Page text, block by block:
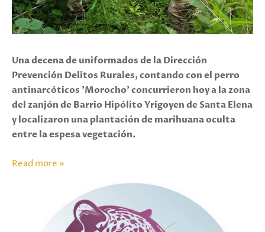
Una decena de uniformados de la Dirección
Prevención Delitos Rurales, contando con el perro
antinarcóticos 'Morocho' concurrieron hoy a la zona
del zanjón de Barrio Hipólito Yrigoyen de Santa Elena
y localizaron una plantación de marihuana oculta
entre la espesa vegetación.
Read more »